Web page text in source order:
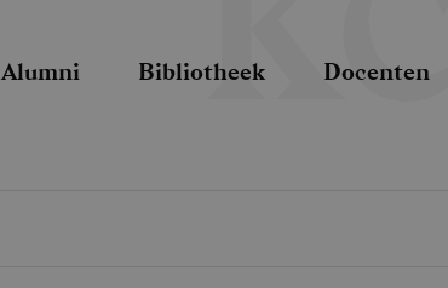
Alumni Bibliotheek Docenten